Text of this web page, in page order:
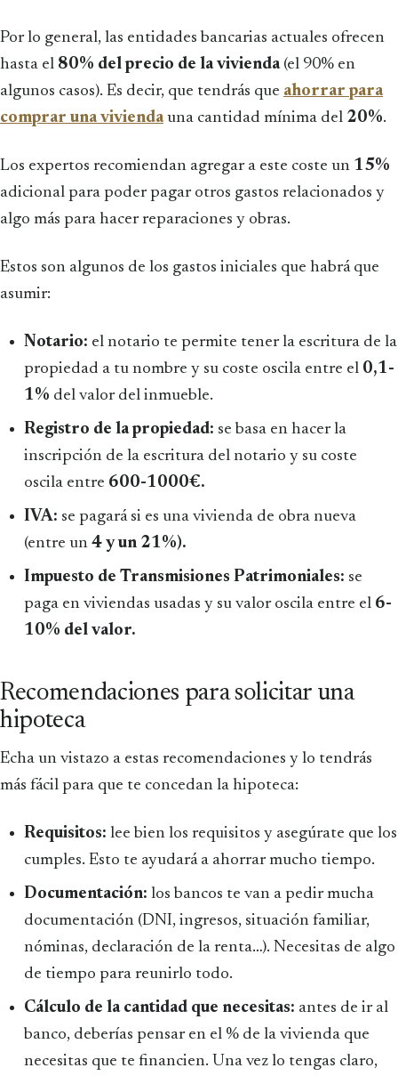
Por lo general, las entidades bancarias actuales ofrecen
hasta el 80% del precio de la vivienda (el 90% en
algunos casos). Es decir, que tendrás que ahorrar para
comprar una viviendauna cantidad mínima del 20%.
Los expertos recomiendan agregar a este coste un 15%
adicional para poder pagar otros gastos relacionados y
algo más para hacer reparaciones y obras.
Estos son algunos de los gastos iniciales que habrá que
asumir:
Notario: el notario te permite tener la escritura de la
propiedad a tu nombre y su coste oscila entre el 0,1-
1% del valor del inmueble.
Registro de la propiedad: se basa en hacer la
inscripción de la escritura del notario y su coste
oscila entre 600-1000€.
IVA: se pagará si es una vivienda de obra nueva
(entre un 4 y un 21%).
Impuesto de Transmisiones Patrimoniales: se
paga en viviendas usadas y su valor oscila entre el 6-
10% del valor.
Recomendaciones para solicitar una
hipoteca
Echa un vistazo a estas recomendaciones y lo tendrás
más fácil para que te concedan la hipoteca:
Requisitos: lee bien los requisitos y asegúrate que los
cumples. Esto te ayudará a ahorrar mucho tiempo.
Documentación: los bancos te van a pedir mucha
documentación (DNI, ingresos, situación familiar,
nóminas, declaración de la renta…). Necesitas de algo
de tiempo para reunirlo todo.
Cálculo de la cantidad que necesitas: antes de ir al
banco, deberías pensar en el % de la vivienda que
necesitas que te financien. Una vez lo tengas claro,